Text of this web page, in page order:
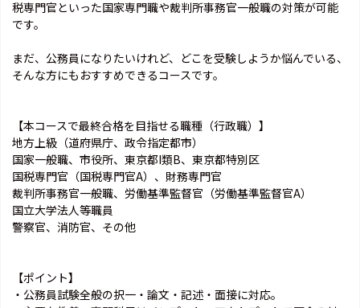
税専門官といった国家専門職や裁判所事務官一般職の対策が可能
です。
まだ、公務員になりたいけれど、どこを受験しようか悩んでいる、
そんな方にもおすすめできるコースです。
【本コースで最終合格を目指せる職種（行政職）】
地方上級（道府県庁、政令指定都市）
国家一般職、市役所、東京都I類B、東京都特別区
国税専門官（国税専門官A）、財務専門官
裁判所事務官一般職、労働基準監督官（労働基準監督官A）
国立大学法人等職員
警察官、消防官、その他
【ポイント】
・公務員試験全般の択一・論文・記述・面接に対応。